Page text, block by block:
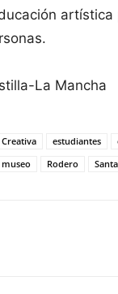
artística
La Mancha
Creativa estudiantes
museo Rodero Santa